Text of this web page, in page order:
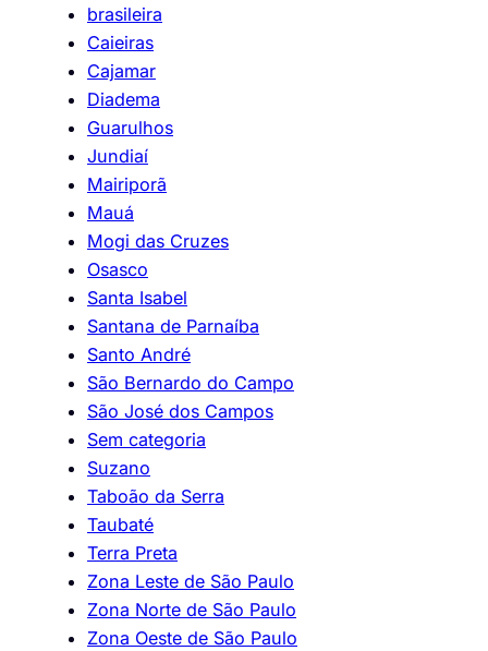
brasileira
Caieiras
Cajamar
Diadema
Guarulhos
Jundiaí
Mairiporã
Mauá
Mogi das Cruzes
Osasco
Santa Isabel
Santana de Parnaíba
Santo André
São Bernardo do Campo
São José dos Campos
Sem categoria
Suzano
Taboão da Serra
Taubaté
Terra Preta
Zona Leste de São Paulo
Zona Norte de São Paulo
Zona Oeste de São Paulo